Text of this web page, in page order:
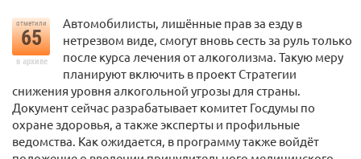
отметили
65
в архиве
Автомобилисты, лишённые прав за езду в
нетрезвом виде, смогут вновь сесть за руль только
после курса лечения от алкоголизма. Такую меру
планируют включить в проект Cтратегии
cнижения уровня алкогольной угрозы для страны.
Документ сейчас разрабатывает комитет Госдумы по
охране здоровья, а также эксперты и профильные
ведомства. Как ожидается, в программу также войдёт